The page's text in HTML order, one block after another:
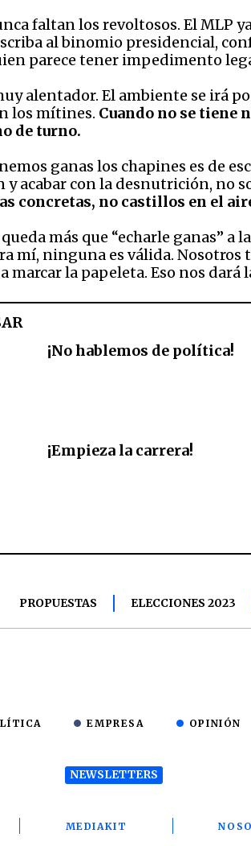
faltan los revoltosos. El MLP
al binomio presidencial,
parece tener impedimento
alentador. El ambiente se irá
los mítines. Cuando no se tiene
de turno.
ganas los chapines es de
acabar con la desnutrición, no
concretas, no castillos en el
más que “echarle ganas”
mí, ninguna es válida.
marcar la papeleta. Eso nos
¡No hablemos de política!
¡Empieza la carrera!
PROPUESTAS ELECCIONES 2023
EMPRESA OPINIÓN
NEWSLETTERS
MEDIAKIT